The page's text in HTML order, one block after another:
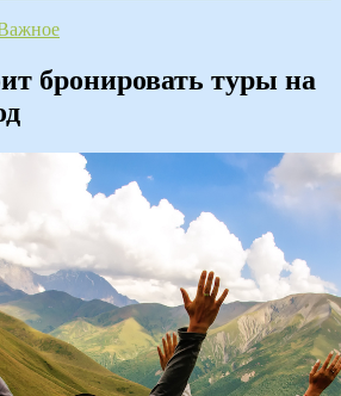
бронировать туры на